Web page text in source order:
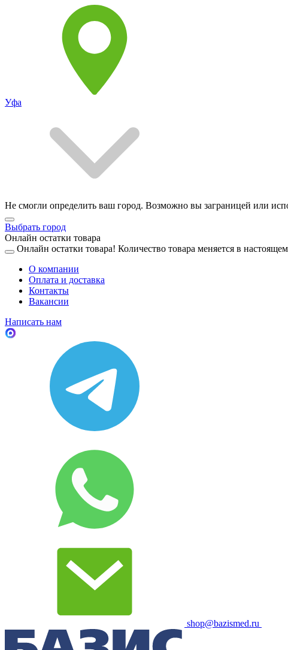
Уфа
Не смогли определить ваш город. Возможно вы заграницей или
Выбрать город
Онлайн остатки товара
Онлайн остатки товара! Количество товара меняется в
О компании
Оплата и доставка
Контакты
Вакансии
Написать нам
shop@bazismed.ru